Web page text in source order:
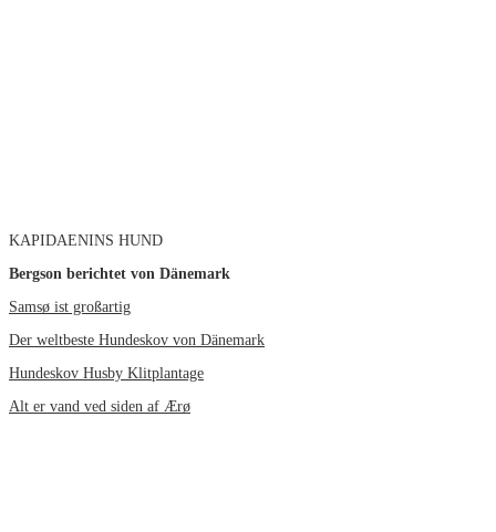
KAPIDAENINS HUND
Bergson berichtet von Dänemark
Samsø ist großartig
Der weltbeste Hundeskov von Dänemark
Hundeskov Husby Klitplantage
Alt er vand ved siden af Ærø